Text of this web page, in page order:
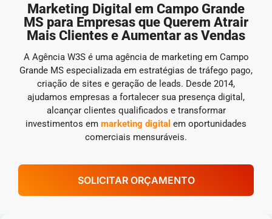
Marketing Digital em Campo Grande
MS para Empresas que Querem Atrair
Mais Clientes e Aumentar as Vendas
A Agência W3S é uma agência de marketing em Campo
Grande MS especializada em estratégias de tráfego pago,
criação de sites e geração de leads. Desde 2014,
ajudamos empresas a fortalecer sua presença digital,
alcançar clientes qualificados e transformar
investimentos em marketing digital em oportunidades
comerciais mensuráveis.
SOLICITAR ORÇAMENTO